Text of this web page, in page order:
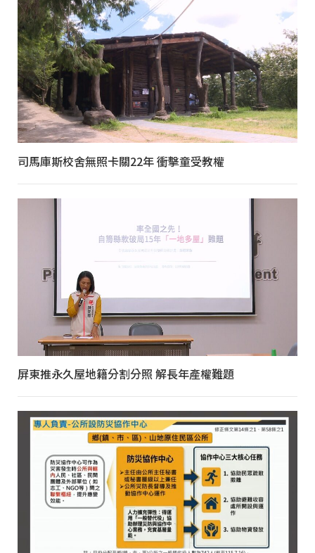
司馬庫斯校舍無照卡關22年 衝擊童受教權
屏東推永久屋地籍分割分照 解長年產權難題